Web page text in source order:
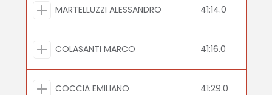
MARTELLUZZI ALESSANDRO 41:14.0
COLASANTI MARCO 41:16.0
COCCIA EMILIANO 41:29.0